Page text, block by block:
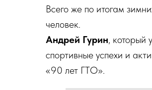
Всего же по итогам
человек.
Андрей Гурин, который
спортивные успехи и
«90 лет ГТО».